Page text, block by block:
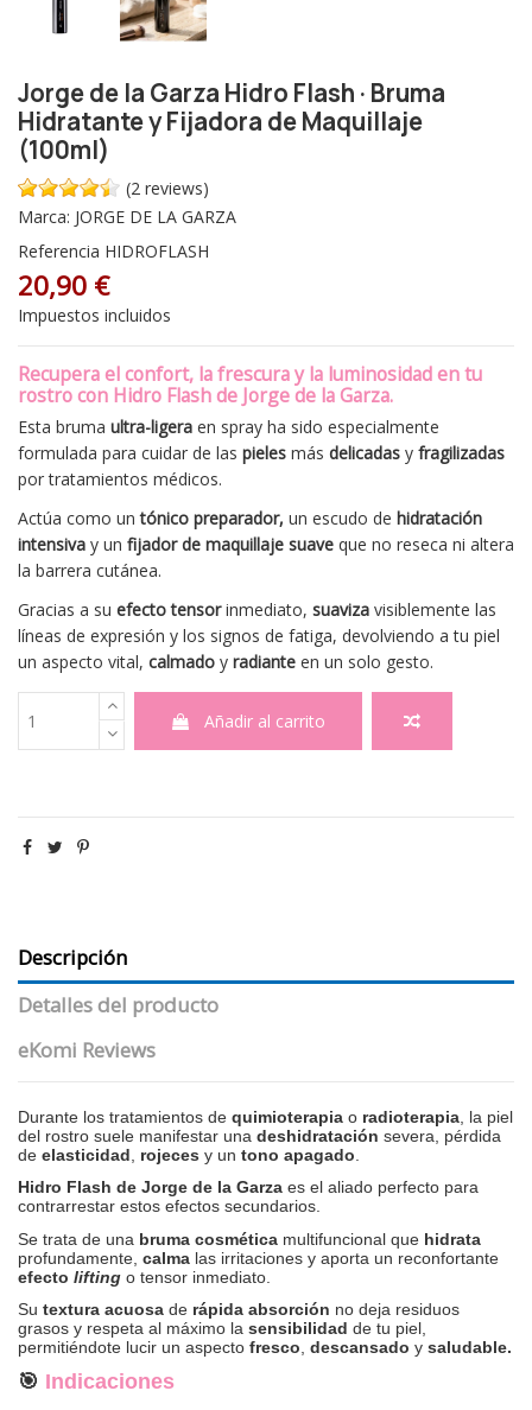
Jorge de la Garza Hidro Flash · Bruma
Hidratante y Fijadora de Maquillaje
(100ml)
(2 reviews)
Marca: JORGE DE LA GARZA
Referencia HIDROFLASH
20,90 €
Impuestos incluidos
Recupera el confort, la frescura y la luminosidad en tu
rostro con Hidro Flash de Jorge de la Garza.
Esta bruma ultra-ligera en spray ha sido especialmente
formulada para cuidar de las pieles más delicadas y fragilizadas
por tratamientos médicos.
Actúa como untónico preparador, un escudo de hidratación
intensiva y un fijador de maquillaje suave que no reseca ni altera
la barrera cutánea.
Gracias a su efecto tensorinmediato, suaviza visiblemente las
líneas de expresión y los signos de fatiga, devolviendo a tu piel
un aspecto vital, calmado y radiante en un solo gesto.
Añadir al carrito
Descripción
Detalles del producto
eKomi Reviews
Durante los tratamientos de quimioterapia o radioterapia, la piel
del rostro suele manifestar una deshidratación severa, pérdida
de elasticidad, rojeces y un tono apagado.
Hidro Flash de Jorge de la Garza es el aliado perfecto para
contrarrestar estos efectos secundarios.
Se trata de una bruma cosmética multifuncional que hidrata
profundamente, calma las irritaciones y aporta un reconfortante
efecto lifting o tensor inmediato.
Su textura acuosa de rápida absorción no deja residuos
grasos y respeta al máximo la sensibilidad de tu piel,
permitiéndote lucir un aspecto fresco descansado y saludable.
🎯 Indicaciones